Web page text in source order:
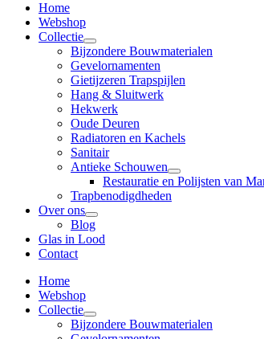
Home
Webshop
Collectie
Bijzondere Bouwmaterialen
Gevelornamenten
Gietijzeren Trapspijlen
Hang & Sluitwerk
Hekwerk
Oude Deuren
Radiatoren en Kachels
Sanitair
Antieke Schouwen
Restauratie en Polijsten van
Trapbenodigdheden
Over ons
Blog
Glas in Lood
Contact
Home
Webshop
Collectie
Bijzondere Bouwmaterialen